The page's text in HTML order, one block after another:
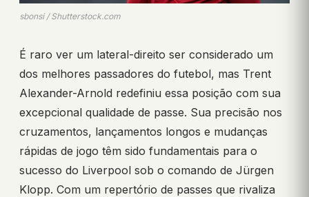
sbonsi / Shutterstock.com
É raro ver um lateral-direito ser considerado um
dos melhores passadores do futebol, mas Trent
Alexander-Arnold redefiniu essa posição com sua
excepcional qualidade de passe. Sua precisão nos
cruzamentos, lançamentos longos e mudanças
rápidas de jogo têm sido fundamentais para o
sucesso do Liverpool sob o comando de Jürgen
Klopp. Com um repertório de passes que rivaliza